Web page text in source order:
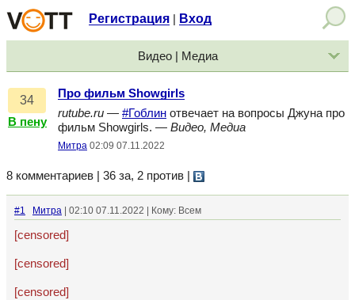
Регистрация Вход
Видео | Медиа
34
В пену
Про фильм Showgirls
rutube.ru — #Гоблин отвечает на вопросы Джуна про
фильм Showgirls. — Видео, Медиа
Митра 02:09 07.11.2022
8 комментариев | 36 за, 2 против
#1 Митра | 02:10 07.11.2022 | Кому: Всем
[censored]
[censored]
[censored]